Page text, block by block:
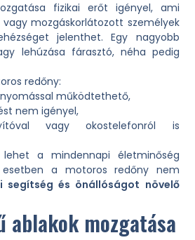
fizikai erőt igényel, ami
mozgáskorlátozott személyek
jelenthet. Egy nagyobb
lehúzása fárasztó, néha pedig
redőny:
működtethető,
nem igényel,
vagy okostelefonról is
lehet a mindennapi életminőség
esetben a motoros redőny nem
segítség és önállóságot növelő
ablakok mozgatása